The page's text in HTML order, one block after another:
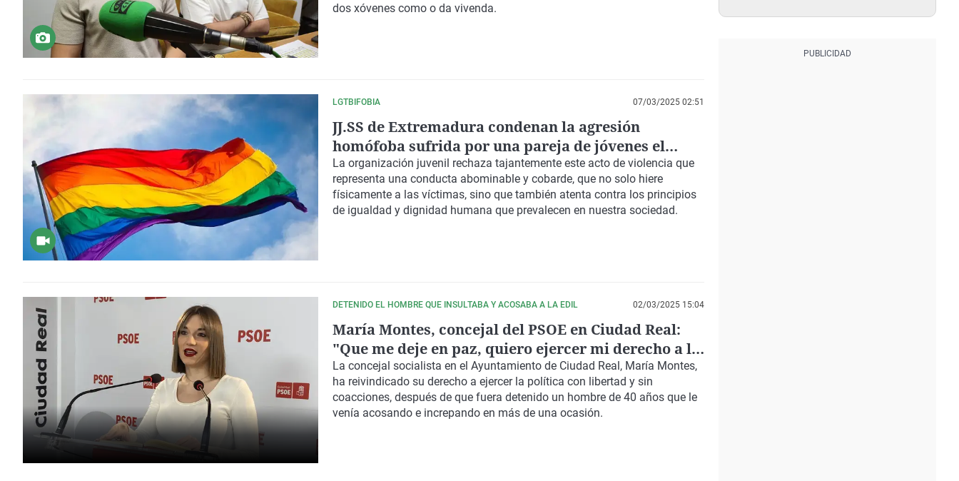
dos xóvenes como o da vivenda.
LGTBIFOBIA 07/03/2025 02:51
JJ.SS de Extremadura condenan la agresión
homófoba sufrida por una pareja de jóvenes el
pasado martes de Carnaval de Badajoz
La organización juvenil rechaza tajantemente este acto de violencia que
representa una conducta abominable y cobarde, que no solo hiere
físicamente a las víctimas, sino que también atenta contra los principios
de igualdad y dignidad humana que prevalecen en nuestra sociedad.
DETENIDO EL HOMBRE QUE INSULTABA Y ACOSABA A LA EDIL 02/03/2025 15:04
María Montes, concejal del PSOE en Ciudad Real:
"Que me deje en paz, quiero ejercer mi derecho a la
política sin coacciones"
La concejal socialista en el Ayuntamiento de Ciudad Real, María Montes,
ha reivindicado su derecho a ejercer la política con libertad y sin
coacciones, después de que fuera detenido un hombre de 40 años que le
venía acosando e increpando en más de una ocasión.